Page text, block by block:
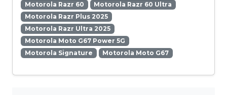
Motorola Razr 60
Motorola Razr 60 Ultra
Motorola Razr Plus 2025
Motorola Razr Ultra 2025
Motorola Moto G67 Power 5G
Motorola Signature
Motorola Moto G67